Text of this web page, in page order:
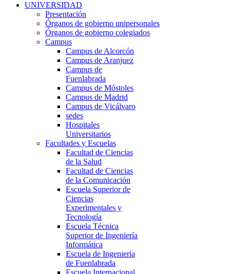
UNIVERSIDAD
Presentación
Órganos de gobierno unipersonales
Órganos de gobierno colegiados
Campus
Campus de Alcorcón
Campus de Aranjuez
Campus de
Fuenlabrada
Campus de Móstoles
Campus de Madrid
Campus de Vicálvaro
sedes
Hospitales
Universitarios
Facultades y Escuelas
Facultad de Ciencias
de la Salud
Facultad de Ciencias
de la Comunicación
Escuela Superior de
Ciencias
Experimentales y
Tecnología
Escuela Técnica
Superior de Ingeniería
Informática
Escuela de Ingeniería
de Fuenlabrada
Escuela Internacional